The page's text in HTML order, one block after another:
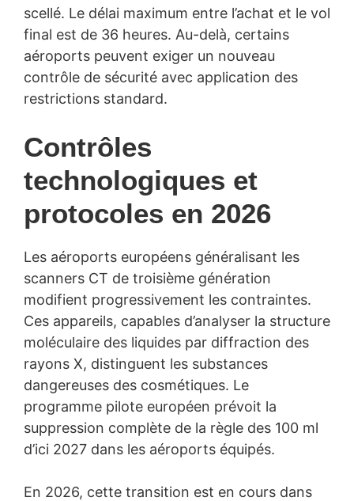
scellé. Le délai maximum entre l’achat et le vol
final est de 36 heures. Au-delà, certains
aéroports peuvent exiger un nouveau
contrôle de sécurité avec application des
restrictions standard.
Contrôles
technologiques et
protocoles en 2026
Les aéroports européens généralisant les
scanners CT de troisième génération
modifient progressivement les contraintes.
Ces appareils, capables d’analyser la structure
moléculaire des liquides par diffraction des
rayons X, distinguent les substances
dangereuses des cosmétiques. Le
programme pilote européen prévoit la
suppression complète de la règle des 100 ml
d’ici 2027 dans les aéroports équipés.
En 2026, cette transition est en cours dans